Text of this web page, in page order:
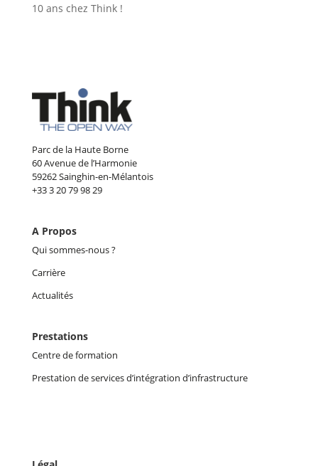
10 ans chez Think !
Parc de la Haute Borne
60 Avenue de l’Harmonie
59262 Sainghin-en-Mélantois
+33 3 20 79 98 29
A Propos
Qui sommes-nous ?
Carrière
Actualités
Prestations
Centre de formation
Prestation de services d’intégration d’infrastructure